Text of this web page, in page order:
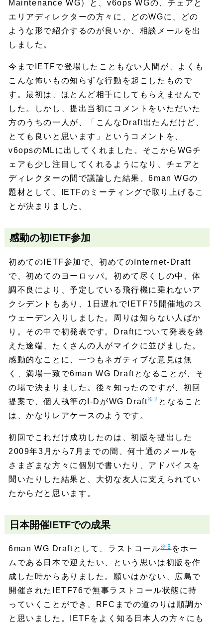
Maintenance WG）と、v6ops WGの、チェアと
エリアディレクターの方々に、どのWGに、どの
ような形で紹介するのが良いか、相談メールを出
しました。
今までIETFで登場したこともない人間が、よくも
こんな怖いもの知らずな行動を起こしたもので
す。最初は、ほとんど相手にしてもらえませんで
した。しかし、提出当初にコメントをいただいた
方のうちの一人が、「こんなDraft出たんだけど、
とても良いと思います」というコメントを、
v6opsのMLに出してくれました。そこからWGチ
ェアも少し注目してくれるようになり、チェアと
ディレクターの間で議論した結果、6man WGの
題材として、IETFのミーティングで取り上げるこ
とが決まりました。
感動の初IETF参加
初めてのIETF参加で、初めてのInternet-Draft
で、初めてのヨーロッパ。初めて尽くしの中、体
調不良により、予定している飛行機に乗れないア
クシデントもあり、1日遅れでIETF75開催地のス
ウェーデン入りしました。周りは知らない人ばか
り。その中で初発表です。Draftについて発表を終
えた途端、たくさんの人がマイクに並びました。
感動的なことに、一つもネガティブな意見は無
く、満場一致で6man WG Draftとなることが、そ
の場で決まりました。後々知ったのですが、初回
提案で、個人執筆のI-DがWG Draft※2となること
は、かなりレアケースのようです。
初回でこれだけ成功したのは、初版を提出した
2009年3月から7月までの間、何十通のメールを
さまざまな方々に個別で書いたり、アドバイスを
聞いたりした結果と、大切な友人に支えられてい
たからだと思います。
日本開催IETFでの成果
6man WG Draftとして、ラストコール※3をホー
ムである日本で迎えたい、という思いは初版を作
成した時からありました。願いはかない、広島で
開催されたIETF76で無事ラストコール状態に持
っていくことができ、RFCまでの道のりは順調か
と思いました。IETFをよく知る日本人の方々にも